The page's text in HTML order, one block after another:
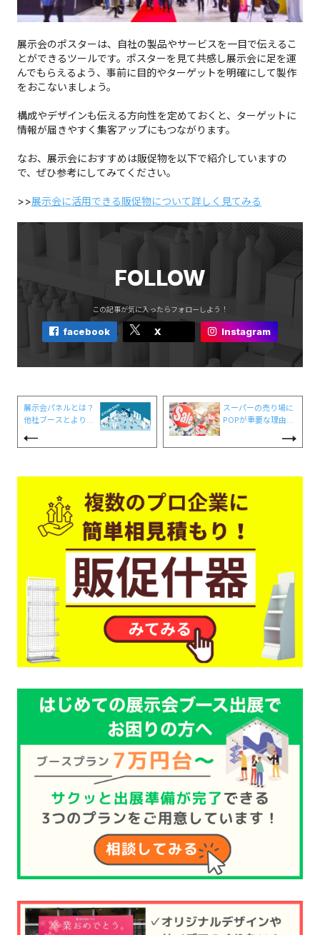
展示会のポスターは、自社の製品やサービスを一目で伝えるこ
とができるツールです。ポスターを見て共感し展示会に足を運
んでもらえるよう、事前に目的やターゲットを明確にして製作
をおこないましょう。
構成やデザインも伝える方向性を定めておくと、ターゲットに
情報が届きやすく集客アップにもつながります。
なお、展示会におすすめは販促物を以下で紹介していますの
で、ぜひ参考にしてみてください。​​​​​​​​​​​​​​​​​​​​​​​​​​​​
>>展示会に活用できる販促物について詳しく見てみる
FOLLOW
この記事が気に入ったらフォローしよう！
facebook X Instagram
展示会パネルとは？
他社ブースとより差
ておくべき知識
スーパーの売り場に
POPが重要な理由と